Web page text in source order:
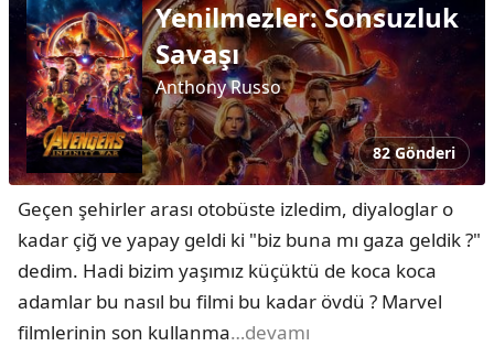
Yenilmezler: Sonsuzluk
Savaşı
Anthony Russo
82 Gönderi
Geçen şehirler arası otobüste izledim, diyaloglar o
kadar çiğ ve yapay geldi ki "biz buna mı gaza geldik ?"
dedim. Hadi bizim yaşımız küçüktü de koca koca
adamlar bu nasıl bu filmi bu kadar övdü ? Marvel
filmlerinin son kullanma…devamı